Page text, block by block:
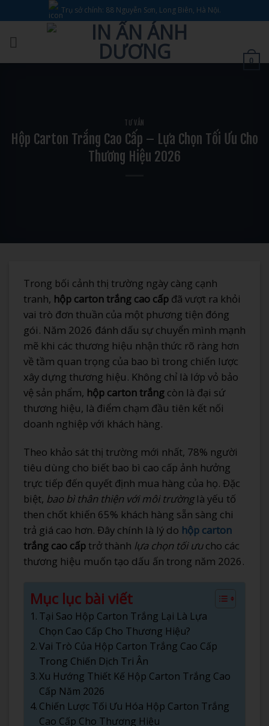
qua
nội
dung
Trụ sở chính: 88 Nguyễn Sơn, Long Biên, Hà Nội.
0
TƯ VẤN
Hộp Carton Trắng Cao Cấp – Lựa Chọn Tối Ưu Cho
Thương Hiệu 2026
Trong bối cảnh thị trường ngày càng cạnh
tranh, hộp carton trắng cao cấp đã vượt ra khỏi
vai trò đơn thuần của một phương tiện đóng
gói. Năm 2026 đánh dấu sự chuyển mình mạnh
mẽ khi các thương hiệu nhận thức rõ ràng hơn
về tầm quan trọng của bao bì trong chiến lược
xây dựng thương hiệu. Không chỉ là lớp vỏ bảo
vệ sản phẩm, hộp carton trắng còn là đại sứ
thương hiệu, là điểm chạm đầu tiên kết nối
doanh nghiệp với khách hàng.
Theo khảo sát thị trường mới nhất, 78% người
tiêu dùng cho biết bao bì cao cấp ảnh hưởng
trực tiếp đến quyết định mua hàng của họ. Đặc
biệt, bao bì thân thiện với môi trườnglà yếu tố
then chốt khiến 65% khách hàng sẵn sàng chi
trả giá cao hơn. Đây chính là lý do hộp carton
trắng cao cấp trở thành lựa chọn tối ưucho các
thương hiệu muốn tạo dấu ấn trong năm 2026.
Mục lục bài viết
Tại Sao Hộp Carton Trắng Lại Là Lựa
Chọn Cao Cấp Cho Thương Hiệu?
Vai Trò Của Hộp Carton Trắng Cao Cấp
Trong Chiến Dịch Tri Ân
Xu Hướng Thiết Kế Hộp Carton Trắng Cao
Cấp Năm 2026
Chiến Lược Tối Ưu Hóa Hộp Carton Trắng
Cao Cấp Cho Thương Hiệu